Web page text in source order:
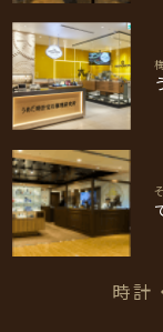
時計